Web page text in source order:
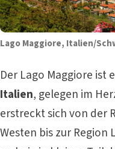
Lago Maggiore, Italien/
Der Lago Maggiore ist
Italien, gelegen im
erstreckt sich von der
Westen bis zur Region